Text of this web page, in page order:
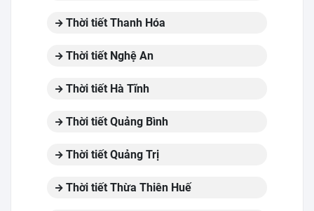
Thời tiết Thanh Hóa
Thời tiết Nghệ An
Thời tiết Hà Tĩnh
Thời tiết Quảng Bình
Thời tiết Quảng Trị
Thời tiết Thừa Thiên Huế